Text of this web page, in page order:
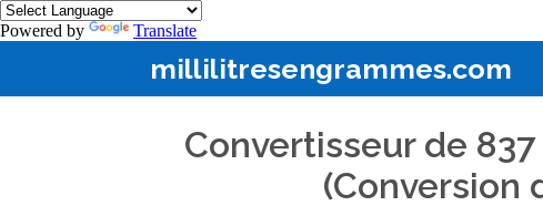
Powered by Translate
millilitresengrammes.com
Convertisseur de
(Conversion